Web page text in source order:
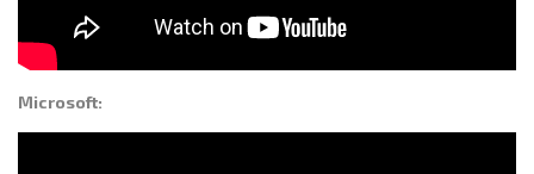
Microsoft: